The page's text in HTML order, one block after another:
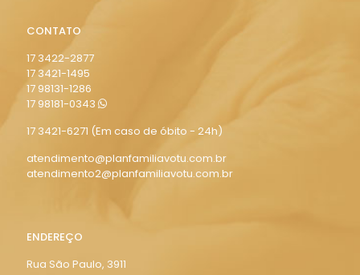
CONTATO
17 3422-2877
17 3421-1495
17 98131-1286
17 98181-0343
17 3421-6271 (Em caso de óbito - 24h)
atendimento@planfamiliavotu.com.br
atendimento2@planfamiliavotu.com.br
ENDEREÇO
Rua São Paulo, 3911